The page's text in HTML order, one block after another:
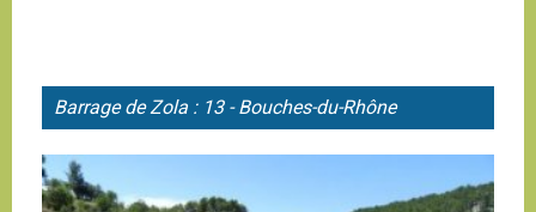
Barrage deZola : 13 - Bouches-du-Rhône